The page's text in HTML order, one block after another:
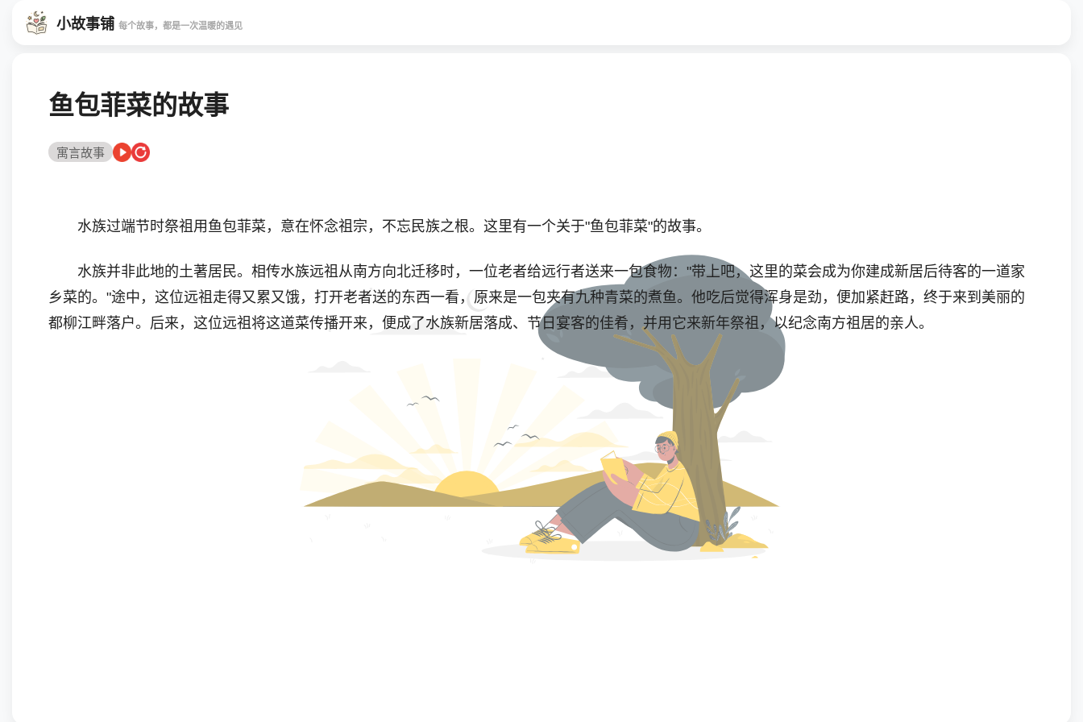
小故事铺 每个故事，都是一次温暖的遇见
鱼包菲菜的故事
寓言故事
水族过端节时祭祖用鱼包菲菜，意在怀念祖宗，不忘民族之根。这里有一个关于"鱼包菲菜"的故事。
水族并非此地的土著居民。相传水族远祖从南方向北迁移时，一位老者给远行者送来一包食物："带上吧，这里的菜会成为你建成新居后待客的一道家
乡菜的。"途中，这位远祖走得又累又饿，打开老者送的东西一看，原来是一包夹有九种青菜的煮鱼。他吃后觉得浑身是劲，便加紧赶路，终于来到美丽的
都柳江畔落户。后来，这位远祖将这道菜传播开来，便成了水族新居落成、节日宴客的佳肴，并用它来新年祭祖，以纪念南方祖居的亲人。